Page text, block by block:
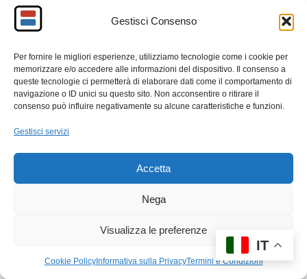
Gestisci Consenso
Per fornire le migliori esperienze, utilizziamo tecnologie come i cookie per
memorizzare e/o accedere alle informazioni del dispositivo. Il consenso a
queste tecnologie ci permetterà di elaborare dati come il comportamento di
navigazione o ID unici su questo sito. Non acconsentire o ritirare il
consenso può influire negativamente su alcune caratteristiche e funzioni.
Gestisci servizi
Accetta
Nega
Visualizza le preferenze
Cookie PolicyInformativa sulla PrivacyTermini e Condizioni
Scopri migliaia di prodotti a prezzi
Prodotti selezionati per il tuo
IT